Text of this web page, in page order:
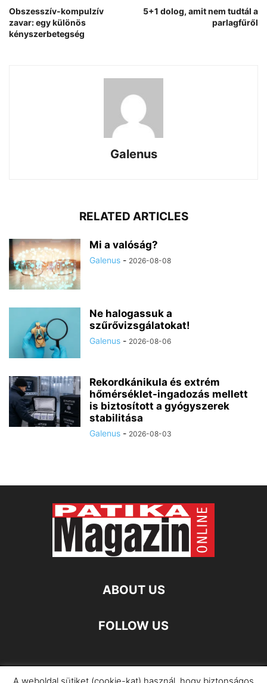
Obszesszív-kompulzív
zavar: egy különös
kényszerbetegség
5+1 dolog, amit nem tudtál a
parlagfűről
Galenus
RELATED ARTICLES
Mi a valóság?
Galenus - 2026-08-08
Ne halogassuk a
szűrővizsgálatokat!
Galenus - 2026-08-06
Rekordkánikula és extrém
hőmérséklet-ingadozás mellett
is biztosított a gyógyszerek
stabilitása
Galenus - 2026-08-03
ABOUT US
FOLLOW US
A weboldal sütiket (cookie-kat) használ, hogy biztonságos